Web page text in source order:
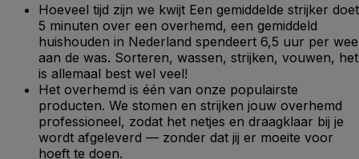
Hoeveel tijd zijn we kwijt Een gemiddelde strijker doet
5 minuten over een overhemd, een gemiddeld
huishouden in Nederland spendeert 6,5 uur per
aan de was. Sorteren, wassen, strijken, vouwen, het
is allemaal best wel veel!
Het overhemd is één van onze populairste
producten. We stomen en strijken jouw overhemd
professioneel, zodat het netjes en draagklaar bij je
wordt afgeleverd — zonder dat jij er moeite voor
hoeft te doen.